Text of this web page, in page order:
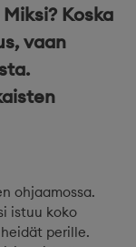
Koska
vaan
ohjaamossa.
istuu koko
perille.